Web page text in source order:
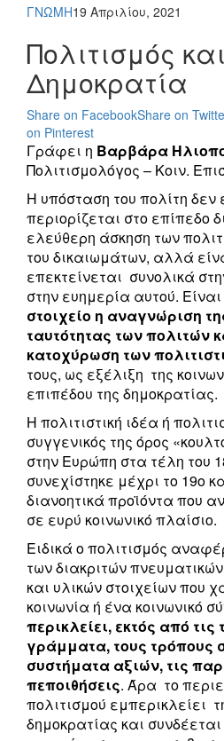
ΓΝΩΜΗ19 Απριλίου, 2021
Πολιτισμός και
Δημοκρατία
Share on FacebookShare on
on Pinterest
Γράφει η Βαρβάρα
Πολιτισμολόγος – Κοιν.
Η υπόσταση του πολίτη δεν
περιορίζεται στο επίπεδο
ελεύθερη άσκηση των
του δικαιωμάτων, αλλά
επεκτείνεται συνολικά
στην ευημερία αυτού.
στοιχείο η αναγνώριση
ταυτότητας των πολιτών
κατοχύρωση των
τους, ως εξέλιξη της
επιπέδου της δημοκρατίας.
Η πολιτιστική ιδέα ή
συγγενικός της όρος
στην Ευρώπη στα τέλη του
συνεχίστηκε μέχρι το 19ο
διανοητικά προϊόντα που
σε ευρύ κοινωνικό πλαίσιο.
Ειδικά ο πολιτισμός
των διακριτών
και υλικών στοιχείων που
κοινωνία ή ένα κοινωνικό
περικλείει, εκτός από τις
γράμματα, τους τρόπους
συστήματα αξιών, τις
πεποιθήσεις. Άρα το
πολιτισμού εμπερικλείει
δημοκρατίας και